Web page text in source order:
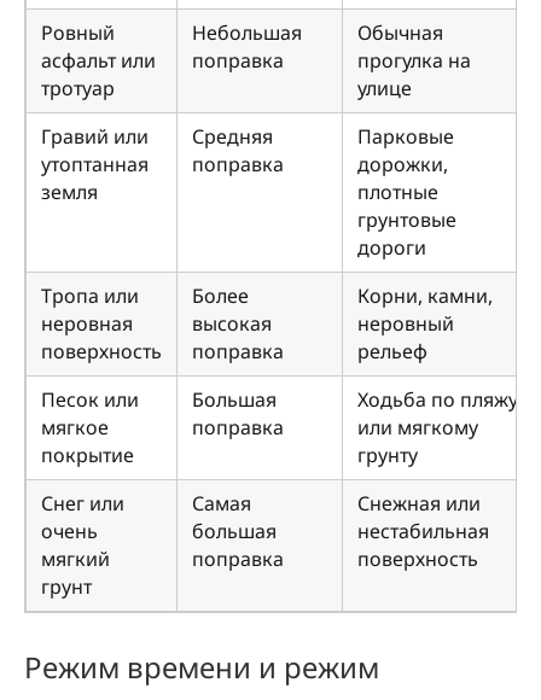
Ровный
асфальт или
тротуар
Небольшая
поправка
Обычная
прогулка на
улице
Гравий или
утоптанная
земля
Средняя
поправка
Парковые
дорожки,
плотные
грунтовые
дороги
Тропа или
неровная
поверхность
Более
высокая
поправка
Корни, камни,
неровный
рельеф
Песок или
мягкое
покрытие
Большая
поправка
Ходьба по пляжу
или мягкому
грунту
Снег или
очень
мягкий
грунт
Самая
большая
поправка
Снежная или
нестабильная
поверхность
Режим времени и режим